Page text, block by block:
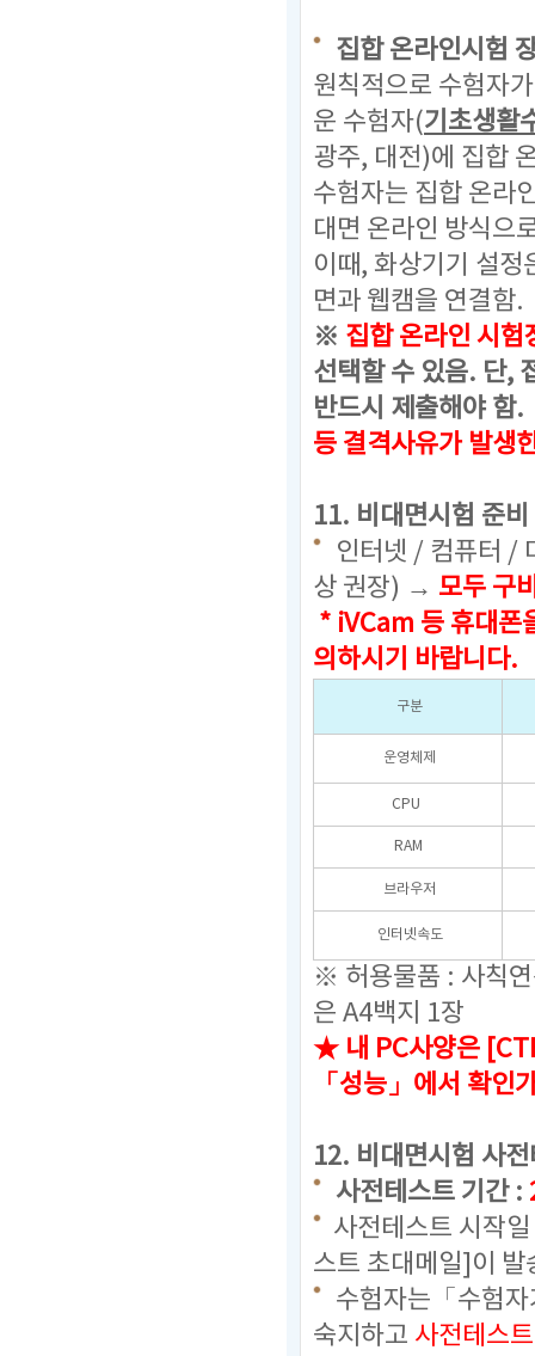
집합 온라인시험
원칙적으로 수험자
운 수험자(기초생활
광주, 대전)에 집합
수험자는 집합 온라
대면 온라인 방식으
이때, 화상기기 설정
면과 웹캠을 연결함.
※ 집합 온라인 시험
선택할 수 있음. 단,
반드시 제출해야 함.
등 결격사유가 발생
11. 비대면시험 준
인터넷 / 컴퓨터 /
상 권장) → 모두 구
* iVCam 등 휴대폰
의하시기 바랍니다.
구분
운영체제
CPU
RAM
브라우저
인터넷속도
※ 허용물품 : 사칙
은 A4백지 1장
★ 내 PC사양은
「성능」에서 확인
12. 비대면시험 사
사전테스트 기간 :
사전테스트 시작
스트 초대메일]이 발
수험자는「수험
숙지하고 사전테스